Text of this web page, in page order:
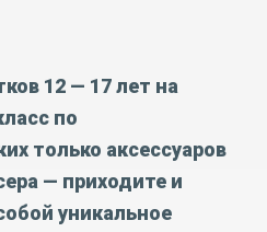
12 — 17 лет на
по
только аксессуаров
— приходите и
уникальное